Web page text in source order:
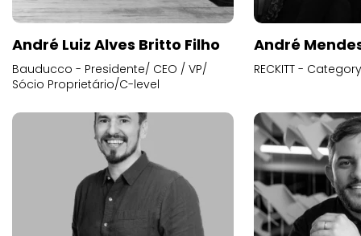
André Luiz Alves Britto Filho
Bauducco - Presidente/ CEO / VP/
Sócio Proprietário/C-level
André
RECKITT -